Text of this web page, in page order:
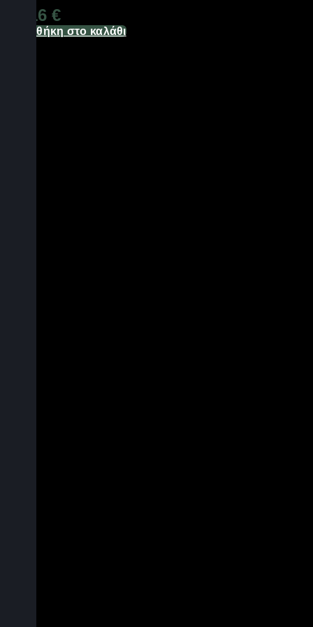
11,16 €
Προσθήκη στο καλάθι